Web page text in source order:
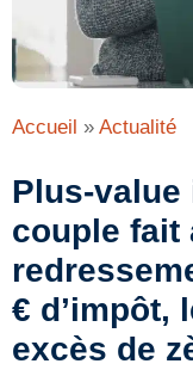
Accueil » Actualité
Plus-value
couple fait
€ d’impôt,
excès de